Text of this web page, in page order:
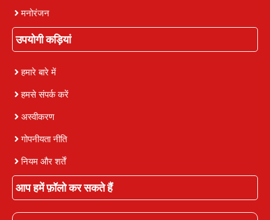
मनोरंजन
उपयोगी कड़ियां
हमारे बारे में
हमसे संपर्क करें
अस्वीकरण
गोपनीयता नीति
नियम और शर्तें
आप हमें फ़ॉलो कर सकते हैं